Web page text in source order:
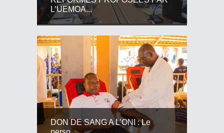
L’UEMOA...
DON DE SANG A L’ONI : Le